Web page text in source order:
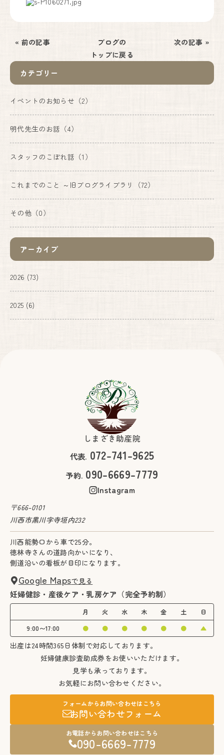
« 前の記事
ブログの
トップに戻る
次の記事 »
カテゴリー
イベントのお知らせ （2）
明代先生のお話 （4）
スタッフのこぼれ話 （1）
これまでのこと ～旧ブログライブラリ （72）
その他（0）
アーカイブ
2026 (73)
2025 (6)
しまざき助産院
代表. 072-741-9625
予約. 090-6669-7779
Instagram
〒666-0101
川西市黒川字寺垣内232
川西能勢口から車で25分。
徳林寺さんの道路向かいになり、
側道沿いの看板が目印になります。
Google Mapsで見る
妊婦健診・産後ケア・乳房ケア（完全予約制）
月 火 水 木 金 土
日
9:00〜17:00
● ● ● ● ● ● ▲
出産は24時間365日体制で対応しております。
妊婦健康診査助成券をお使いいただけます。
見学も承っております。
お気軽にお問い合わせください。
フォームからお問い合わせはこちら
お問い合わせフォーム
お電話からお問い合わせはこちら
090-6669-7779